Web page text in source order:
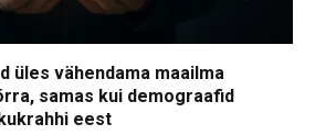
üles vähendama maailma
samas kui demograafid
eest